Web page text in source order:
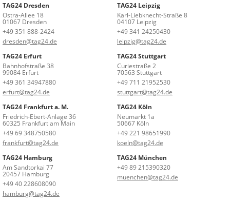
TAG24 Dresden
Ostra-Allee 18
01067 Dresden
+49 351 888-2424
dresden@tag24.de
TAG24 Leipzig
Karl-Liebknecht-Straße 8
04107 Leipzig
+49 341 24250430
leipzig@tag24.de
TAG24 Erfurt
Bahnhofstraße 38
99084 Erfurt
+49 361 34947880
erfurt@tag24.de
TAG24 Stuttgart
Curiestraße 2
70563 Stuttgart
+49 711 21952530
stuttgart@tag24.de
TAG24 Frankfurt a. M.
Friedrich-Ebert-Anlage 36
60325 Frankfurt am Main
+49 69 348750580
frankfurt@tag24.de
TAG24 Köln
Neumarkt 1a
50667 Köln
+49 221 98651990
koeln@tag24.de
TAG24 Hamburg
Am Sandtorkai 77
20457 Hamburg
+49 40 228608090
hamburg@tag24.de
TAG24 München
+49 89 215390320
muenchen@tag24.de